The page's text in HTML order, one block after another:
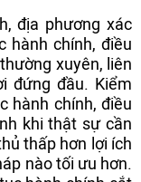
địa phương xác
hành chính, điều
xuyên, liên
đứng đầu. Kiểm
hành chính, điều
khi thật sự cần
thấp hơn lợi ích
nào tối ưu hơn.